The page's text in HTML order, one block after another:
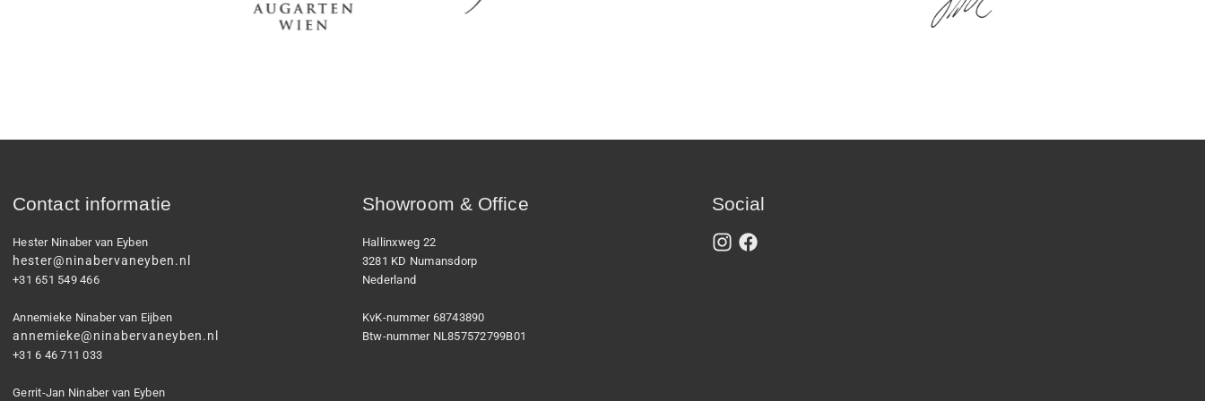
Contact informatie
Hester Ninaber van Eyben
hester@ninabervaneyben.nl
+31 651 549 466
Annemieke Ninaber van Eijben
annemieke@ninabervaneyben.nl
+31 6 46 711 033
Gerrit-Jan Ninaber van Eyben
Showroom & Office
Hallinxweg 22
3281 KD Numansdorp
Nederland
KvK-nummer 68743890
Btw-nummer NL857572799B01
Social